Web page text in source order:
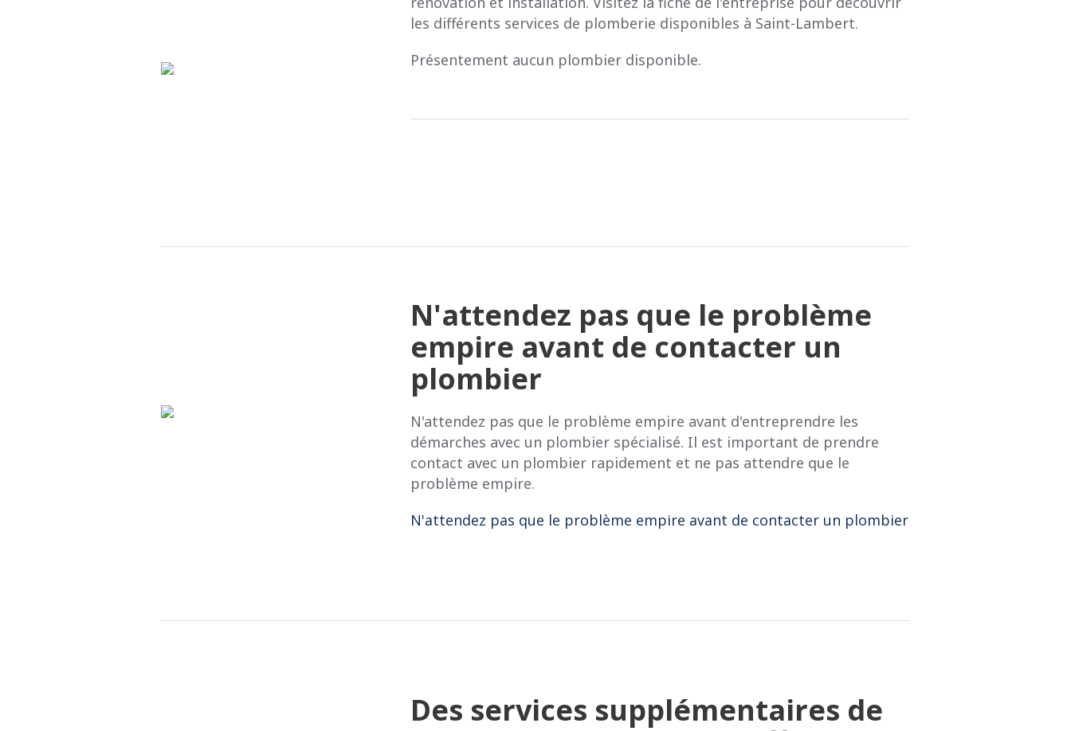
les différents services de plomberie disponibles à Saint-Lambert.
Présentement aucun plombier disponible.
N'attendez pas que le problème
empire avant de contacter un
plombier
N'attendez pas que le problème empire avant d'entreprendre les
démarches avec un plombier spécialisé. Il est important de prendre
contact avec un plombier rapidement et ne pas attendre que le
problème empire.
N'attendez pas que le problème empire avant de contacter un plombier
Des services supplémentaires de